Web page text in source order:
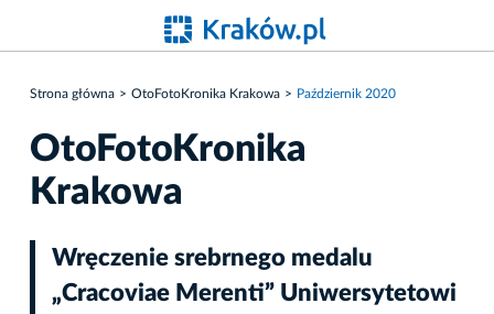
Strona główna OtoFotoKronika Krakowa Październik 2020
OtoFotoKronika
Krakowa
Wręczenie srebrnego medalu
„Cracoviae Merenti” Uniwersytetowi